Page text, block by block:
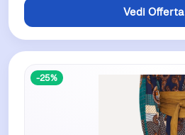
Vedi Offerta
-25%